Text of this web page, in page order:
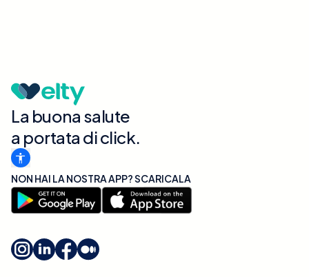
La buona salute
a portata di click.
NON HAI LA NOSTRA APP? SCARICALA